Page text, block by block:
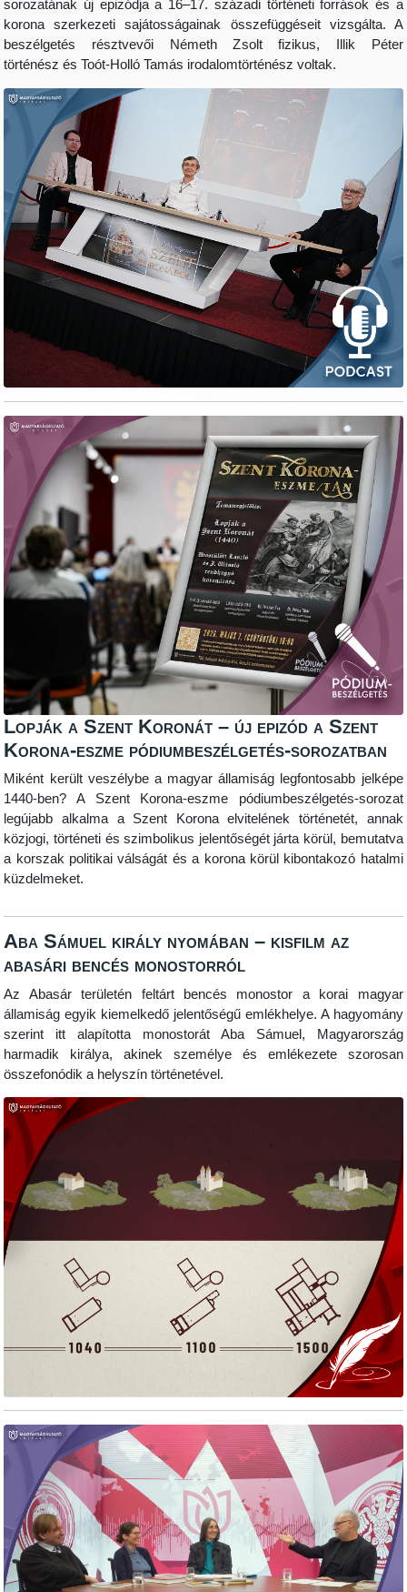
sorozatának új epizódja a 16–17. századi történeti források és a
korona szerkezeti sajátosságainak összefüggéseit vizsgálta. A
beszélgetés résztvevői Németh Zsolt fizikus, Illik Péter
történész és Toót-Holló Tamás irodalomtörténész voltak.
Lopják a Szent Koronát – új epizód a Szent
Korona-eszme pódiumbeszélgetés-sorozatban
Miként került veszélybe a magyar államiság legfontosabb jelképe
1440-ben? A Szent Korona-eszme pódiumbeszélgetés-sorozat
legújabb alkalma a Szent Korona elvitelének történetét, annak
közjogi, történeti és szimbolikus jelentőségét járta körül, bemutatva
a korszak politikai válságát és a korona körül kibontakozó hatalmi
küzdelmeket.
Aba Sámuel király nyomában – kisfilm az
abasári bencés monostorról
Az Abasár területén feltárt bencés monostor a korai magyar
államiság egyik kiemelkedő jelentőségű emlékhelye. A hagyomány
szerint itt alapította monostorát Aba Sámuel, Magyarország
harmadik királya, akinek személye és emlékezete szorosan
összefonódik a helyszín történetével.